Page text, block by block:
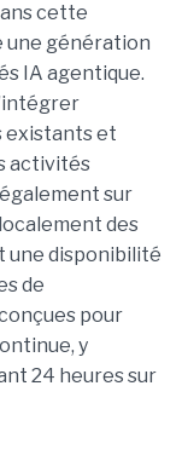
cette
une génération
IA agentique.
existants et
activités
sur
des
une disponibilité
de
pour
y
24 heures sur